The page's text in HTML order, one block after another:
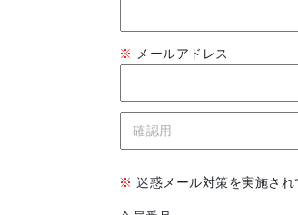
※ メールアドレス
※ 迷惑メール対策を実施され